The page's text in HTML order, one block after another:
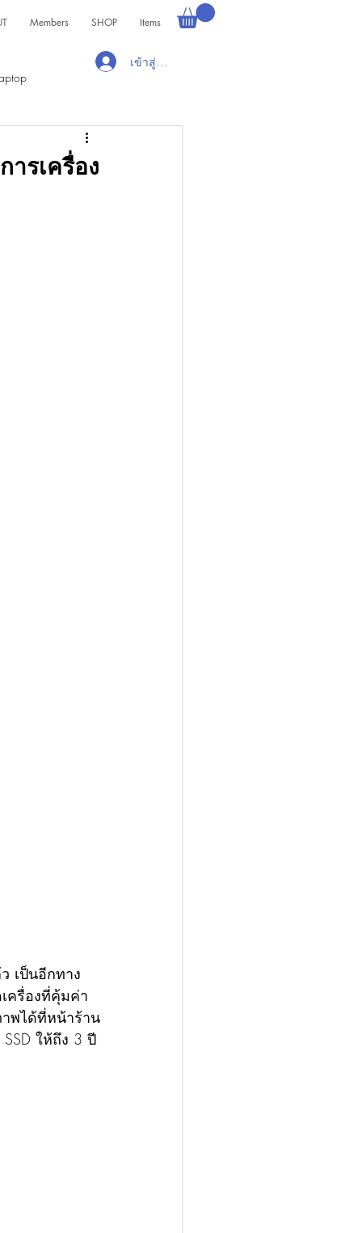
Members SHOP Items
เข้าสู่ระบบ
ารเครื่อง
ครื่องที่คุ้มค่า
พได้ที่หน้าร้าน
ให้ถึง 3 ปี